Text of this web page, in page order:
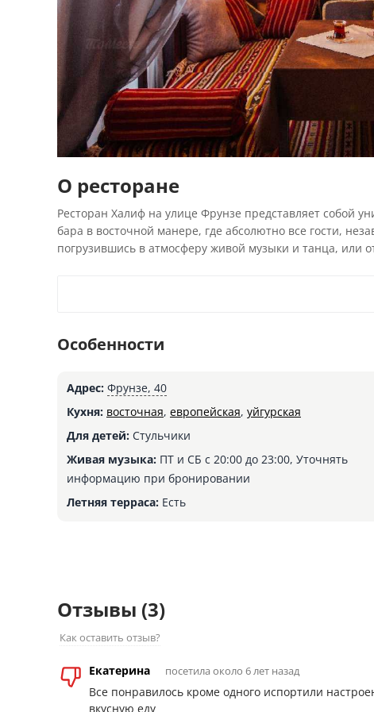
О ресторане
Ресторан Халиф на улице Фрунзе представляет собой
бара в восточной манере, где абсолютно все гости,
погрузившись в атмосферу живой музыки и танца, или
Особенности
Адрес: Фрунзе, 40
Кухня: восточная, европейская, уйгурская
Для детей: Стульчики
Живая музыка: ПТ и СБ с 20:00 до 23:00, Уточнять
информацию при бронировании
Летняя терраса: Есть
Отзывы (3)
Как оставить отзыв?
Екатерина посетила около 6 лет назад
Все понравилось кроме одного испортили
вкусную еду